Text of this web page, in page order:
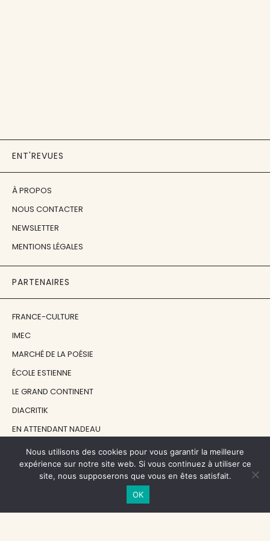
ENT'REVUES
À PROPOS
NOUS CONTACTER
NEWSLETTER
MENTIONS LÉGALES
PARTENAIRES
FRANCE-CULTURE
IMEC
MARCHÉ DE LA POÉSIE
ÉCOLE ESTIENNE
LE GRAND CONTINENT
DIACRITIK
EN ATTENDANT NADEAU
NOS SOUTIENS
Nous utilisons des cookies pour vous garantir la meilleure
expérience sur notre site web. Si vous continuez à utiliser ce
site, nous supposerons que vous en êtes satisfait.
OK